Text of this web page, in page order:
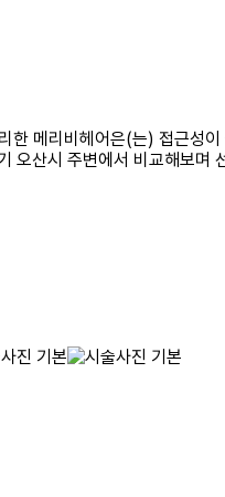
한 메리비헤어은(는) 접근성
오산시 주변에서 비교해보며